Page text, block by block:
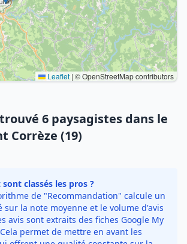
Leaflet | © OpenStreetMap contributors
6 paysagistes dans le
Corrèze (19)
classés les pros ?
de "Recommandation" calcule un
sur la note moyenne et le volume d'avis
avis sont extraits des fiches Google My
permet de mettre en avant les